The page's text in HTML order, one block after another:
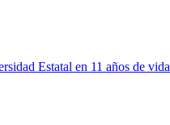
Estatal en 11 años de vida